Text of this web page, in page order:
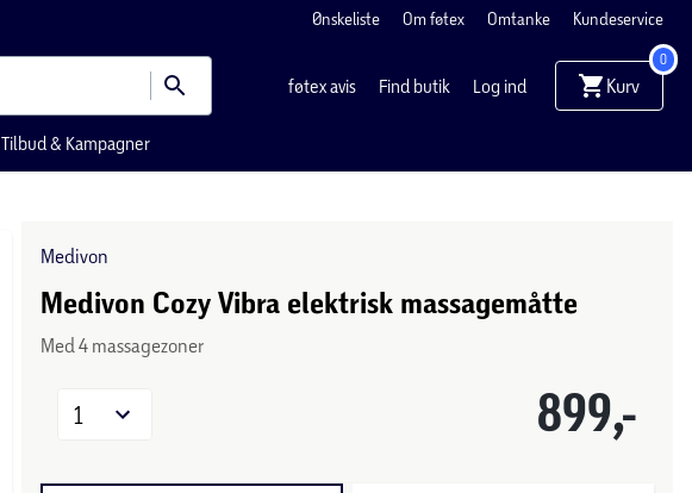
Ønskeliste Om føtex Omtanke Kundeservice
føtex avis Find butik Log ind Kurv
0
Tilbud & Kampagner
Medivon
Medivon Cozy Vibra elektrisk massagemåtte
Med 4 massagezoner
899,-
1